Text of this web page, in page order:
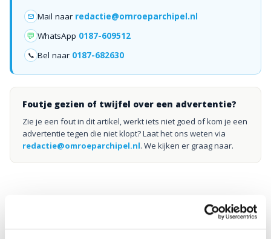
Mail naar redactie@omroeparchipel.nl
💬 WhatsApp 0187-609512
📞 Bel naar 0187-682630
Foutje gezien of twijfel over een advertentie?
Zie je een fout in dit artikel, werkt iets niet goed of kom je een
advertentie tegen die niet klopt? Laat het ons weten via
redactie@omroeparchipel.nl. We kijken er graag naar.